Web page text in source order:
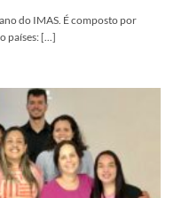
do IMAS. É composto por
países: [...]